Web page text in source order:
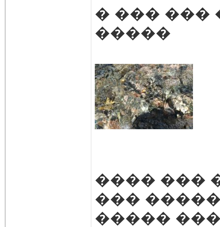
� ��� ���
�����
���� ���
���
�����